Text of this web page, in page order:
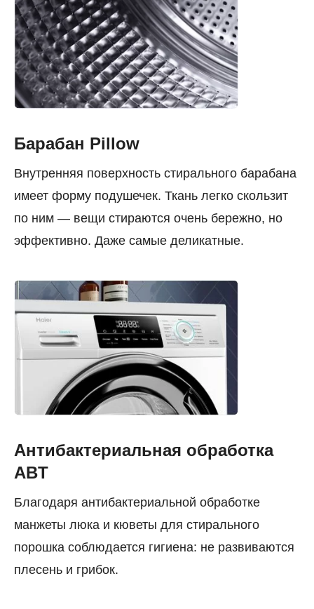
Барабан Pillow
Внутренняя поверхность стирального барабана
имеет форму подушечек. Ткань легко скользит
по ним — вещи стираются очень бережно, но
эффективно. Даже самые деликатные.
Антибактериальная обработка
ABT
Благодаря антибактериальной обработке
манжеты люка и кюветы для стирального
порошка соблюдается гигиена: не развиваются
плесень и грибок.